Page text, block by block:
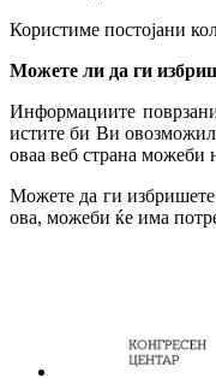
Користиме постојани
Можете ли да ги
Информациите
истите би Ви
оваа веб страна можеби
Можете да ги избришете
ова, можеби ќе има